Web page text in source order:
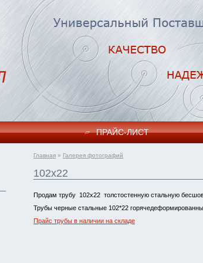
ПРАЙC-ЛИСТ
Главная » Галерея фотографий
102х22
Продам трубу 102х22 толстостенную стальную
Трубы черные стальные 102*22
Прайс трубы в наличии на складе